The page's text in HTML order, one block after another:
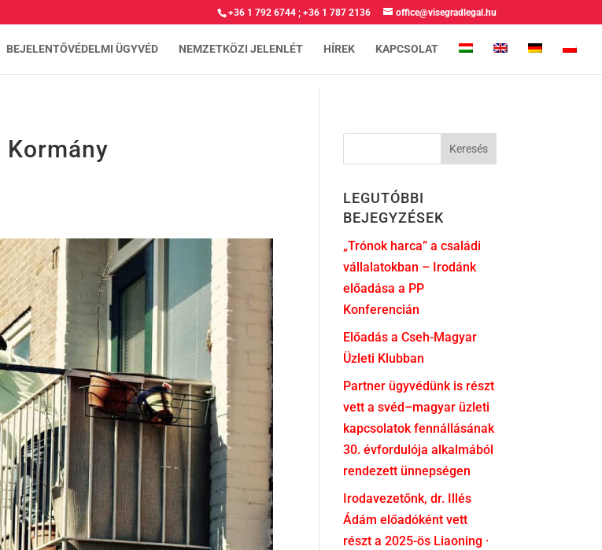
+36 1 792 6744; +36 1 787 2136 office@visegradlegal.hu
BEJELENTŐVÉDELMI ÜGYVÉD NEMZETKÖZI JELENLÉT HÍREK KAPCSOLAT
LEGUTÓBBI
BEJEGYZÉSEK
„Trónok harca” a családi
vállalatokban – Irodánk
előadása a PP
Konferencián
Előadás a Cseh-Magyar
Üzleti Klubban
Partner ügyvédünk is részt
vett a svéd–magyar üzleti
kapcsolatok fennállásának
30. évfordulója alkalmából
rendezett ünnepségen
Irodavezetőnk, dr. Illés
Ádám előadóként vett
részt a 2025-ös Liaoning ·